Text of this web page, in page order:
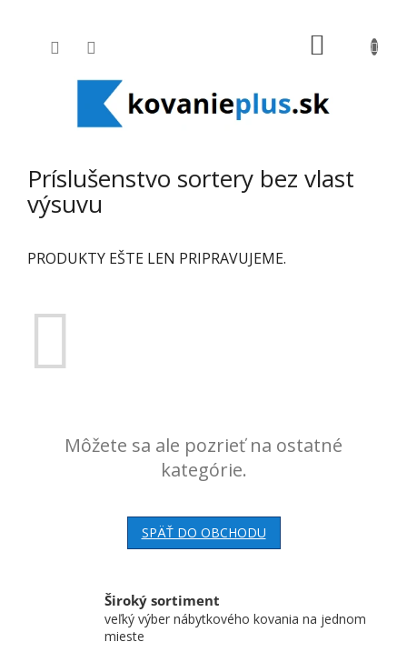
Príslušenstvo sortery bez vlast
výsuvu
PRODUKTY EŠTE LEN PRIPRAVUJEME.
Môžete sa ale pozrieť na ostatné
kategórie.
SPÄŤ DO OBCHODU
Široký sortiment
veľký výber nábytkového kovania na jednom
mieste